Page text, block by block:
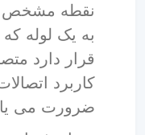
نقطه مشخص
به یک لوله
قرار دارد
کاربرد
ضرورت می